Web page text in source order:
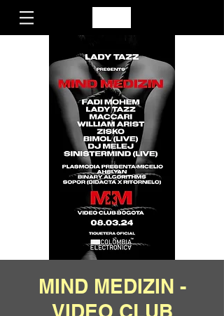
MIND MEDIZIN -